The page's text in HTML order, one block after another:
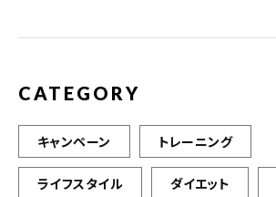
CATEGORY
キャンペーン トレーニング
ライフスタイル ダイエット